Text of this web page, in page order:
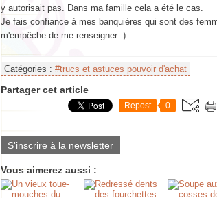
y autorisait pas. Dans ma famille cela a été le cas.
Je fais confiance à mes banquières qui sont des
m'empêche de me renseigner :).
Catégories : #trucs et astuces pouvoir d'achat
Partager cet article
Repost 0
S'inscrire à la newsletter
Vous aimerez aussi :